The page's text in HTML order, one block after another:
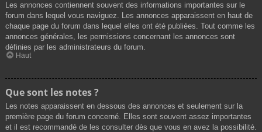
Les annonces contiennent souvent des informations importantes sur le
forum dans lequel vous naviguez. Les annonces apparaissent en haut de
chaque page du forum dans lequel elles ont été publiées. Tout comme les
annonces générales, les permissions concernant les annonces sont
définies par les administrateurs du forum.
Haut
Que sont les notes ?
Les notes apparaissent en dessous des annonces et seulement sur la
première page du forum concerné. Elles sont souvent assez importantes
et il est recommandé de les consulter dès que vous en avez la possibilité.